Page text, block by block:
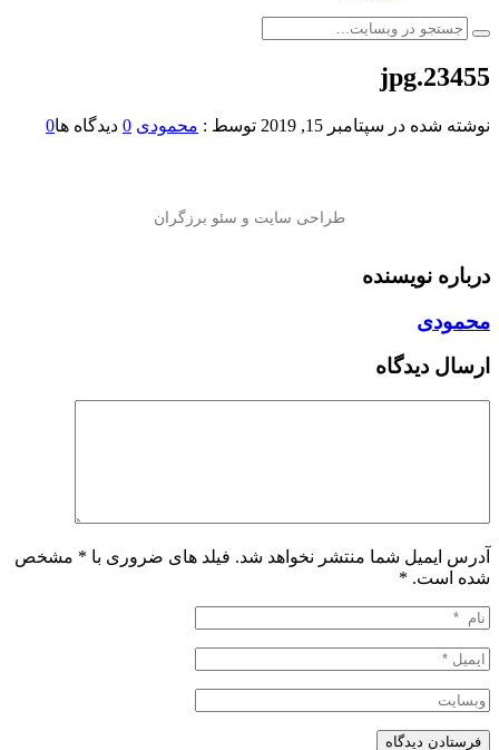
23455.jpg
نوشته شده در سپتامبر 15, 2019 توسط : محمودی 0 دیدگاه ها0
درباره نویسنده
محمودی
ارسال دیدگاه
آدرس ایمیل شما منتشر نخواهد شد. فیلد های ضروری با * مشخص
شده است. *